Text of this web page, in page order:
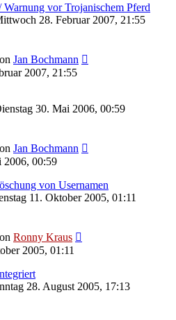
vor Trojanischem Pferd
28. Februar 2007, 21:55
Jan Bochmann
2007, 21:55
30. Mai 2006, 00:59
Jan Bochmann
2006, 00:59
von Usernamen
11. Oktober 2005, 01:11
Ronny Kraus
2005, 01:11
28. August 2005, 17:13